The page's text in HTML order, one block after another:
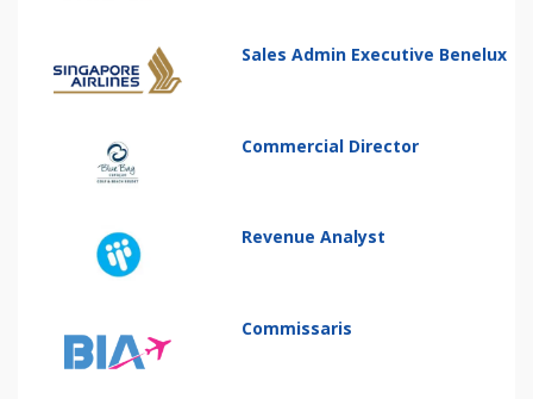
Sales Admin Executive Benelux
Commercial Director
Revenue Analyst
Commissaris